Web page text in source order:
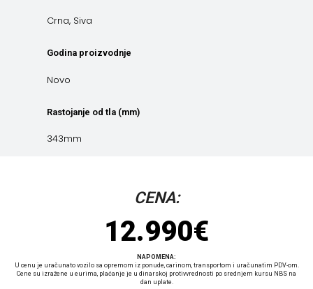
Crna, Siva
Godina proizvodnje
Novo
Rastojanje od tla (mm)
343mm
CENA:
12.990€
NAPOMENA:
U cenu je uračunato vozilo sa opremom iz ponude, carinom, transportom i uračunatim PDV-om.
Cene su izražene u eurima, plaćanje je u dinarskoj protivvrednosti po srednjem kursu NBS na
dan uplate.